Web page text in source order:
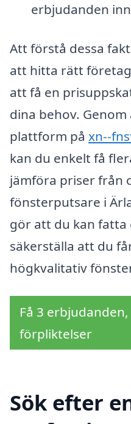
erbjudanden
Att förstå dessa
att hitta rätt
att få en
dina behov.
plattform på xn--
kan du enkelt få
jämföra priser från
fönsterputsare i
gör att du kan
säkerställa att du
högkvalitativ
Få 3
förpliktelser
Sök efter